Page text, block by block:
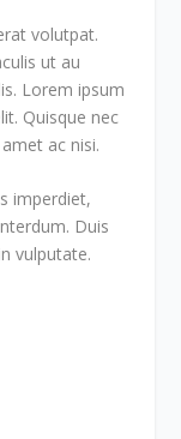
volutpat.
ut au
Lorem ipsum
Quisque nec
ac nisi.
imperdiet,
Duis
vulputate.